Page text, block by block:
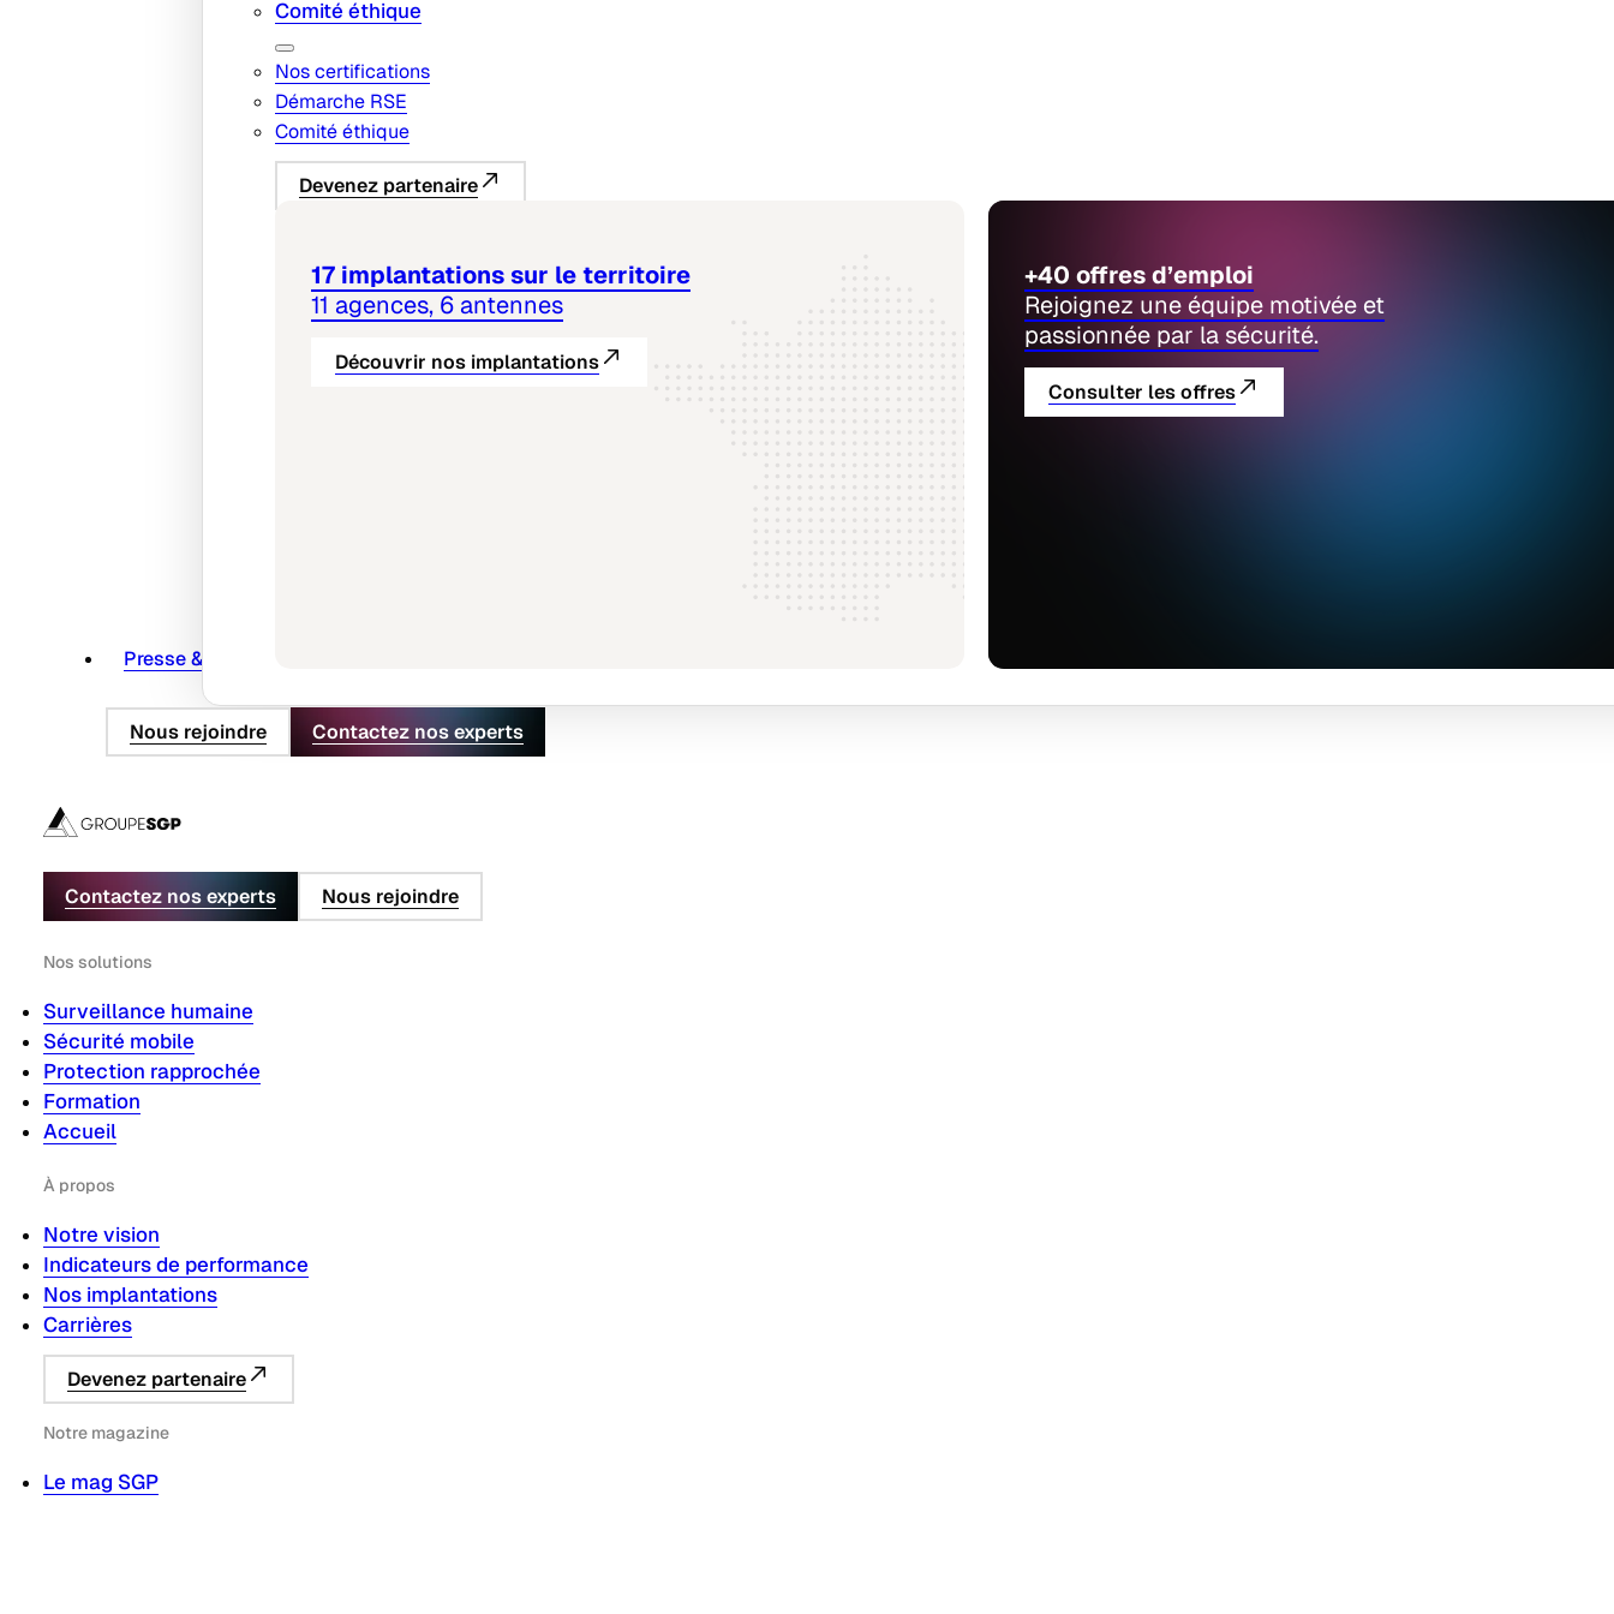
Comité éthique
Nos certifications
Démarche RSE
Comité éthique
Devenez partenaire
17 implantations sur le territoire
11 agences, 6 antennes
Découvrir nos implantations
+40 offres d’emploi
Rejoignez une équipe motivée et
passionnée par la sécurité.
Consulter les offres
Presse & actus
Nous rejoindre Contactez nos experts
Contactez nos experts Nous rejoindre
Nos solutions
Surveillance humaine
Sécurité mobile
Protection rapprochée
Formation
Accueil
À propos
Notre vision
Indicateurs de performance
Nos implantations
Carrières
Devenez partenaire
Notre magazine
Le mag SGP